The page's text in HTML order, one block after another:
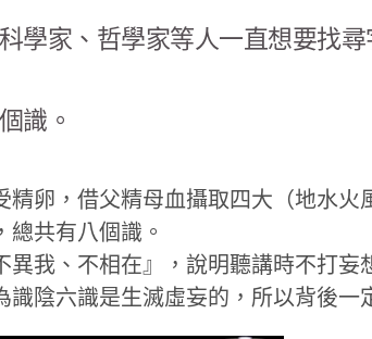
學家、哲學家等人一直想要找
識。
精卵，借父精母血攝取四大（地水
共有八個識。
異我、不相在』，說明聽講時不打
陰六識是生滅虛妄的，所以背後一